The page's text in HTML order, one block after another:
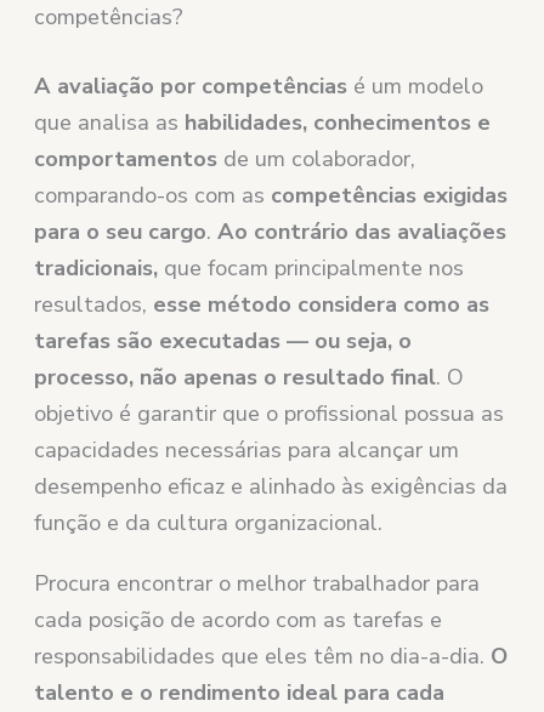
competências?
A avaliação por competências é um modelo
que analisa as habilidades, conhecimentos e
comportamentos de um colaborador,
comparando-os com as competências exigidas
para o seu cargo.Ao contrário das avaliações
tradicionais, que focam principalmente nos
resultados, esse método considera como as
tarefas são executadas — ou seja, o
processo, não apenas o resultado final. O
objetivo é garantir que o profissional possua as
capacidades necessárias para alcançar um
desempenho eficaz e alinhado às exigências da
função e da cultura organizacional.
Procura encontrar o melhor trabalhador para
cada posição de acordo com as tarefas e
responsabilidades que eles têm no dia-a-dia. O
talento e o rendimento ideal para cada